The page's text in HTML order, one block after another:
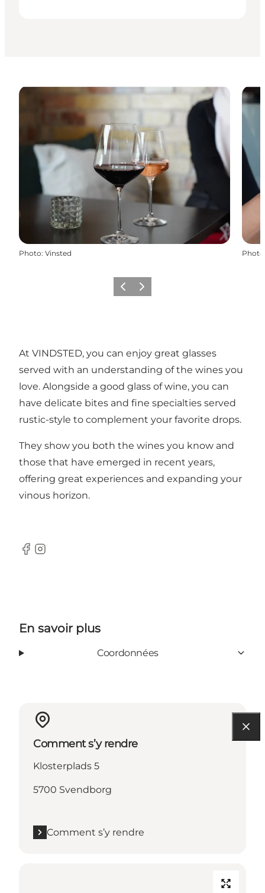
Photo: Vinsted Photo
PrécédentSuivant
At VINDSTED, you can enjoy great glasses
served with an understanding of the wines you
love. Alongside a good glass of wine, you can
have delicate bites and fine specialties served
rustic-style to complement your favorite drops.
They show you both the wines you know and
those that have emerged in recent years,
offering great experiences and expanding your
vinous horizon.
Facebook
Instagram
En savoir plus
Coordonnées
Comment s’y rendre
Klosterplads 5
5700 Svendborg
Comment s’y rendre